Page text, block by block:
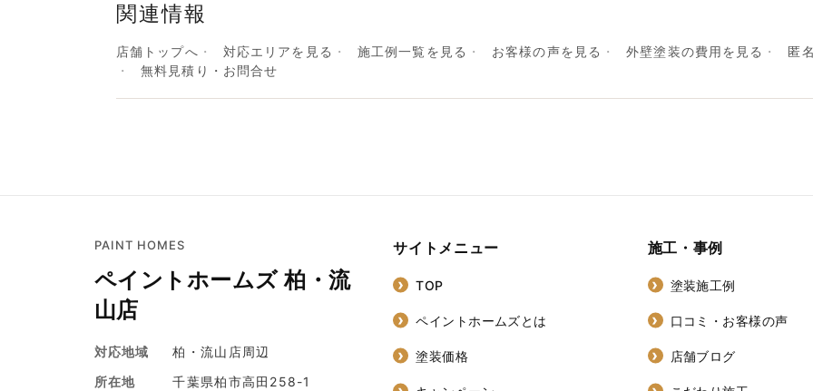
関連情報
店舗トップへ 対応エリアを見る 施工例一覧を見る お客様の声を見る 外壁塗装の費用を見る
匿
無料見積り・お問合せ
PAINT HOMES
ペイントホームズ 柏・流
山店
対応地域
柏・流山店周辺
所在地
千葉県柏市高田258-1
サイトメニュー
TOP
ペイントホームズとは
塗装価格
施工・事例
塗装施工例
口コミ・お客様の声
店舗ブログ